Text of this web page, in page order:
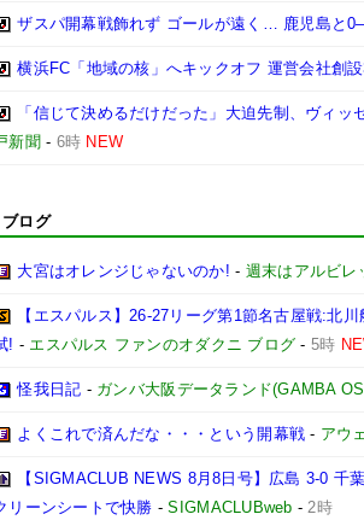
ザスパ開幕戦飾れず ゴールが遠く… 鹿児島と
横浜FC「地域の核」へキックオフ 運営会社創
「信じて決めるだけだった」大迫先制、ヴィ
新聞 - 6時 NEW
ブログ
大宮はオレンジじゃないのか! - 週末はアルビレ
【エスパルス】26-27リーグ第1節名古屋戦:北
! - エスパルス ファンのオダクニ ブログ - 5時
怪我日記 - ガンバ大阪データランド(GAMBA
よくこれで済んだな・・・という開幕戦 - アウ
【SIGMACLUB NEWS 8月8日号】広島 3-0
リーンシートで快勝 -SIGMACLUBweb -2時